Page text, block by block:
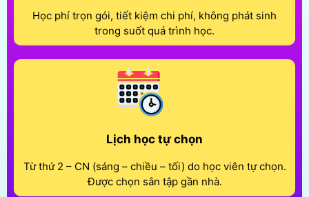
Học phí trọn gói, tiết kiệm chi phí, không phát sinh
trong suốt quá trình học.
Lịch học tự chọn
Từ thứ 2 – CN (sáng – chiều – tối) do học viên tự chọn.
Được chọn sân tập gần nhà.